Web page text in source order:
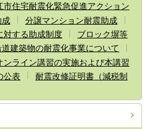
住宅耐震化緊急促進アクション
成
分譲マンション耐震助成
対する助成制度
ブロック塀等
建築物の耐震化事業について
ライン講習の実施および本講習
公表
耐震改修証明書（減税制